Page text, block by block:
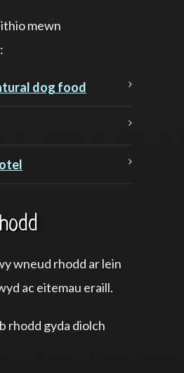
mewn
dog food
wneud rhodd ar lein
ac eitemau eraill.
rhodd gyda diolch